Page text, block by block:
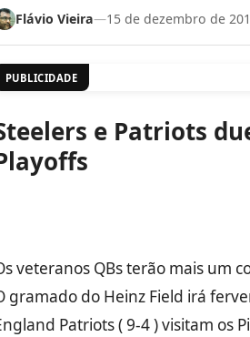
Flávio Vieira—15 de dezembro de
PUBLICIDADE
e Patriots
veteranos QBs terão mais um
gramado do Heinz Field irá
Patriots ( 9-4 ) visitam os